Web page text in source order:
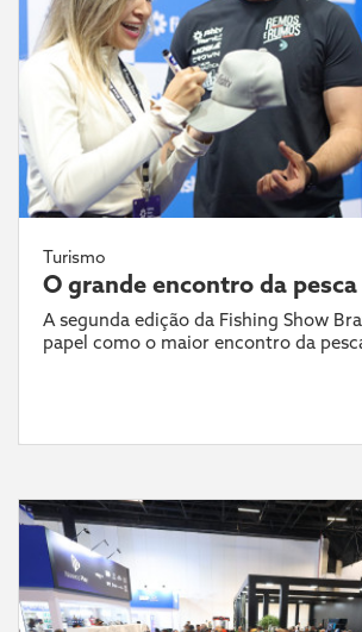
Turismo
O grande encontro da
A segunda edição da Fishing Show
papel como o maior encontro da